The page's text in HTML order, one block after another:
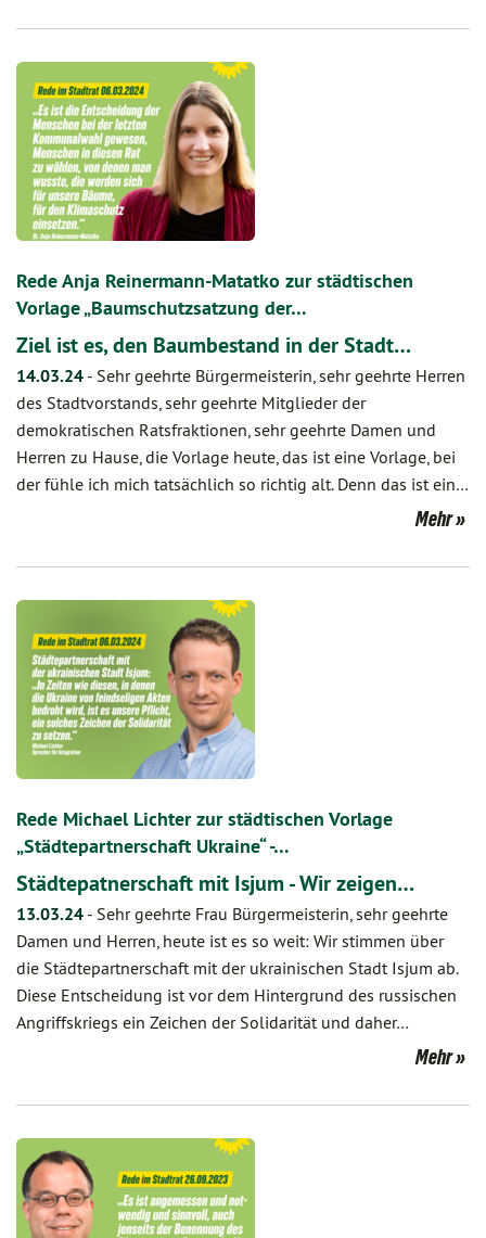
Rede Anja Reinermann-Matatko zur städtischen
Vorlage „Baumschutzsatzung der…
Ziel ist es, den Baumbestand in der Stadt…
14.03.24 - Sehr geehrte Bürgermeisterin, sehr geehrte Herren
des Stadtvorstands, sehr geehrte Mitglieder der
demokratischen Ratsfraktionen, sehr geehrte Damen und
Herren zu Hause, die Vorlage heute, das ist eine Vorlage, bei
der fühle ich mich tatsächlich so richtig alt. Denn das ist ein…
Mehr
Rede Michael Lichter zur städtischen Vorlage
„Städtepartnerschaft Ukraine“ -…
Städtepatnerschaft mit Isjum - Wir zeigen…
13.03.24 - Sehr geehrte Frau Bürgermeisterin, sehr geehrte
Damen und Herren, heute ist es so weit: Wir stimmen über
die Städtepartnerschaft mit der ukrainischen Stadt Isjum ab.
Diese Entscheidung ist vor dem Hintergrund des russischen
Angriffskriegs ein Zeichen der Solidarität und daher…
Mehr